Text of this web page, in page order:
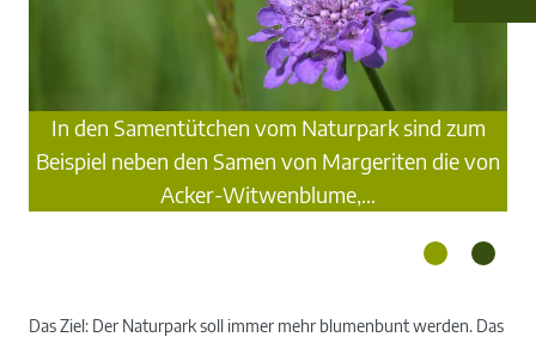
In den Samentütchen vom Naturpark sind zum
Beispiel neben den Samen von Margeriten die von
Acker-Witwenblume,…
Das Ziel: Der Naturpark soll immer mehr blumenbunt werden. Das